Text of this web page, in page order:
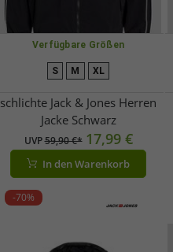
Verfügbare Größen
S M XL
schlichte Jack & Jones Herren
Jacke Schwarz
UVP59,90 €* 17,99 €
In den Warenkorb
-70%